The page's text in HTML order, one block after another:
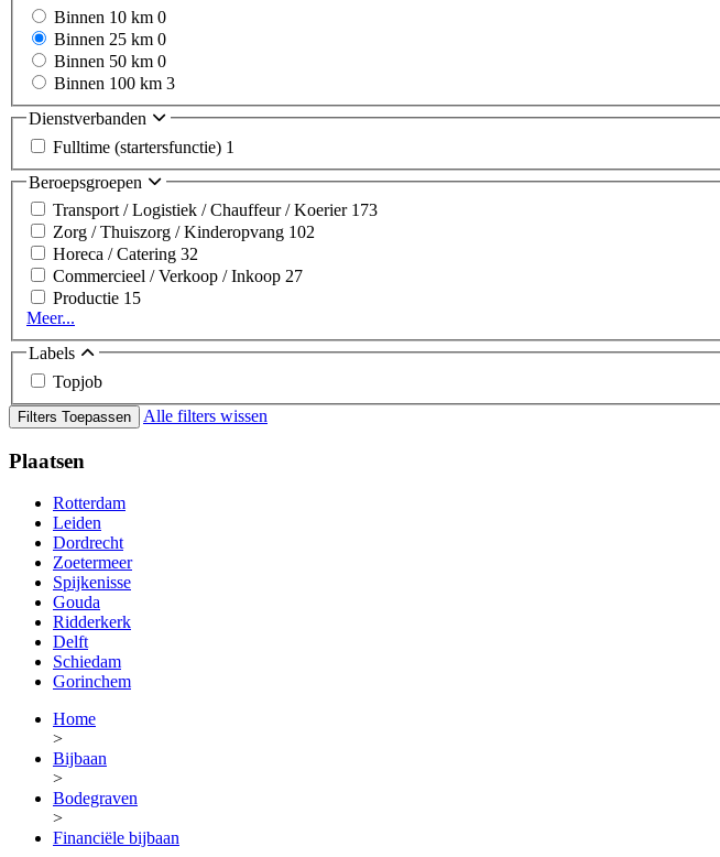
Binnen 10 km 0
Binnen 25 km 0
Binnen 50 km 0
Binnen 100 km 3
Dienstverbanden
Fulltime (startersfunctie) 1
Beroepsgroepen
Transport / Logistiek / Chauffeur / Koerier 173
Zorg / Thuiszorg / Kinderopvang 102
Horeca / Catering 32
Commercieel / Verkoop / Inkoop 27
Productie 15
Meer...
Labels
Topjob
Filters Toepassen Alle filters wissen
Plaatsen
Rotterdam
Leiden
Dordrecht
Zoetermeer
Spijkenisse
Gouda
Ridderkerk
Delft
Schiedam
Gorinchem
Home
>
Bijbaan
>
Bodegraven
>
Financiële bijbaan